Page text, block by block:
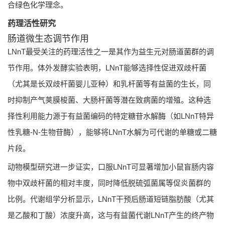
合绿色化学理念。
药理活性研究
肠道微生态调节作用
LNnT最受关注的药理活性之一是其作为益生元对肠道菌群的调
节作用。体外发酵实验表明，LNnT能够选择性促进双歧杆菌
（尤其是长双歧杆菌婴儿亚种）和乳杆菌等有益菌的生长，同
时抑制产气荚膜梭菌、大肠杆菌等潜在致病菌的增殖。这种选
择性利用能力源于有益菌编码的特定糖苷水解酶（如LNnT特异
性乳糖-N-生物苷酶），能够将LNnT水解为可代谢的单糖或二糖
片段。
动物模型研究进一步证实，口服LNnT可显著增加小鼠盲肠内容
物中双歧杆菌的相对丰度，同时降低脱硫弧菌属等促炎菌群的
比例。代谢组学分析显示，LNnT干预后肠道短链脂肪酸（尤其
是乙酸和丁酸）浓度升高，这与有益菌代谢LNnT产生的终产物